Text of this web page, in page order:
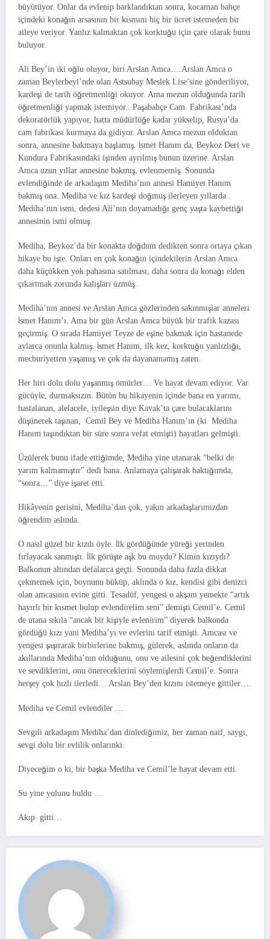
büyütüyor. Onlar da evlenip barklandıktan sonra, kocaman bahçe
içindeki konağın arsasının bir kısmını hiç bir ücret istemeden bir
aileye veriyor. Yanlız kalmaktan çok korktuğu için çare olarak bunu
buluyor.
Ali Bey’in iki oğlu oluyor, biri Arslan Amca….Arslan Amca o
zaman Beylerbeyi’nde olan Astsubay Meslek Lise’sine gönderiliyor,
kardeşi de tarih öğretmenliği okuyor. Ama mezun olduğunda tarih
öğretmenliği yapmak istemiyor.. Paşabahçe Cam Fabrikası’nda
dekoratörlük yapıyor, hatta müdürlüğe kadar yükselip, Rusya’da
cam fabrikası kurmaya da gidiyor. Arslan Amca mezun olduktan
sonra, annesine bakmaya başlamış. İsmet Hanım da, Beykoz Deri ve
Kundura Fabrikasındaki işinden ayrılmış bunun üzerine. Arslan
Amca uzun yıllar annesine bakmış, evlenmemiş. Sonunda
evlendiğinde de arkadaşım Mediha’nın annesi Hamiyet Hanım
bakmış ona. Mediha ve kız kardeşi doğmuş ilerleyen yıllarda .
Mediha’nın ismi, dedesi Ali’nın doyamadığı genç yaşta kaybettiği
annesinin ismi olmuş.
Mediha, Beykoz’da bir konakta doğdum dedikten sonra ortaya çıkan
hikaye bu işte. Onları en çok konağın içindekilerin Arslan Amca
daha küçükken yok pahasına satılması, daha sonra da konağı elden
çıkartmak zorunda kalışları üzmüş.
Mediha’nın annesi ve Arslan Amca gözlerinden sakınmışlar anneleri
İsmet Hanım’ı. Ama bir gün Arslan Amca büyük bir trafik kazası
geçirmiş. O sırada Hamiyet Teyze de eşine bakmak için hastanede
aylarca onunla kalmış. İsmet Hanım, ilk kez, korktuğu yanlızlığı,
mecburiyetten yaşamış ve çok da dayanamamış zaten.
Her biri dolu dolu yaşanmış ömürler… Ve hayat devam ediyor. Var
gücüyle, durmaksızın. Bütün bu hikayenin içinde bana en yarımı,
hastalanan, alelacele, iyileşsin diye Kavak’ta çare bulacaklarını
düşünerek taşınan, Cemil Bey ve Mediha Hanım’ın (ki Mediha
Hanım taşındıktan bir süre sonra vefat etmişti) hayatları gelmişti.
Üzülerek bunu ifade ettiğimde, Mediha yine utanarak “belki de
yarım kalmamıştır” dedi bana. Anlamaya çalışarak baktığımda,
“sonra…” diye işaret etti.
Hikâyenin gerisini, Mediha’dan çok, yakın arkadaşlarımızdan
öğrendim aslında.
O nasıl güzel bir kızdı öyle. İlk gördüğünde yüreği yerinden
fırlayacak sanmıştı. İlk görüşte aşk bu muydu? Kimin kızıydı?
Balkonun altından defalarca geçti. Sonunda daha fazla dikkat
çekmemek için, boynunu büküp, aklında o kız, kendisi gibi denizci
olan amcasının evine gitti. Tesadüf, yengesi o akşam yemekte “artık
hayırlı bir kısmet bulup evlendirelim seni” demişti Cemil’e. Cemil
de utana sıkıla “ancak bir kişiyle evlenirim” diyerek balkonda
gördüğü kızı yani Mediha’yı ve evlerini tarif etmişti. Amcası ve
yengesi şaşırarak birbirlerine bakmış, gülerek, aslında onların da
akıllarında Mediha’nın olduğunu, onu ve ailesini çok beğendiklerini
ve sevdiklerini, onu önereceklerini söylemişlerdi Cemil’e. Sonra
herşey çok hızlı ilerledi… Arslan Bey’den kızını istemeye gittiler….
Mediha ve Cemil evlendiler …
Sevgili arkadaşım Mediha’dan dinlediğimiz, her zaman naif, saygı,
sevgi dolu bir evlilik onlarınki.
Diyeceğim o ki; bir başka Mediha ve Cemil’le hayat devam etti.
Su yine yolunu buldu …
Akıp gitti…